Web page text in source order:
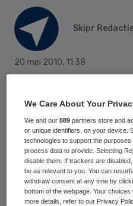
Skipr
20 mei 2010, 11:38
ambulancepersoneel
een automobilist
behandelden. De
omstanders op
Dat meldt de
We Care About Your
We and our889 partners store and
or unique identifiers, on your device.
technologies to support the
process data to provide. Selecting
disable them. If trackers are
be as relevant to you. You can
withdraw consent at any time by
bottom of the webpage. Your
more details, refer to our Privacy